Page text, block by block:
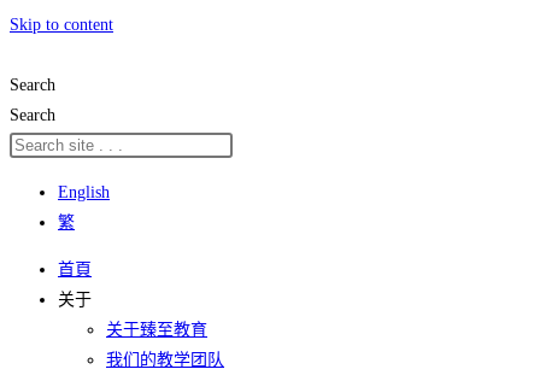
Skip to content
Search
Search
English
繁
首頁
关于
关于臻至教育
我们的教学团队​